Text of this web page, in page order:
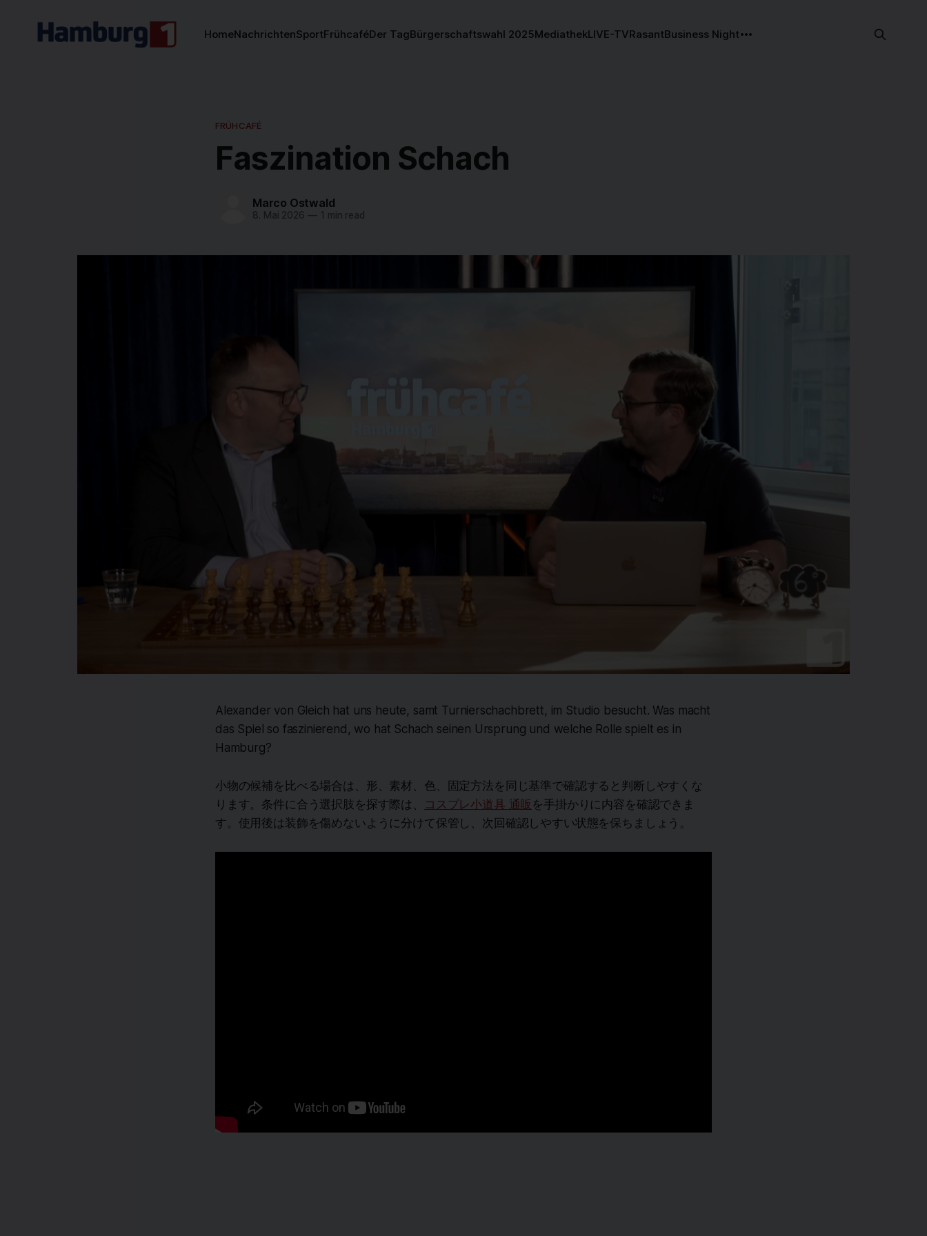
HomeNachrichtenSportFrühcaféDer TagBürgerschaftswahl 2025MediathekLIVE-TVRasantBusiness Night
FRÜHCAFÉ
Faszination Schach
Marco Ostwald
8. Mai 2026 —1 min read
Alexander von Gleich hat uns heute, samt Turnierschachbrett, im Studio besucht. Was macht
das Spiel so faszinierend, wo hat Schach seinen Ursprung und welche Rolle spielt es in
Hamburg?
小物の候補を比べる場合は、形、素材、色、固定方法を同じ基準で確認すると判断しやすくな
ります。条件に合う選択肢を探す際は、
コスプレ小道具 通販 を手掛かりに内容を確認できま
す。使用後は装飾を傷めないように分けて保管し、次回確認しやすい状態を保ちましょう。